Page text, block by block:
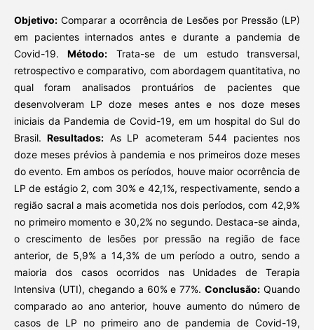
Objetivo:Comparar a ocorrência de Lesões por Pressão (LP)
em pacientes internados antes e durante a pandemia de
Covid-19.Método: Trata-se de um estudo transversal,
retrospectivo e comparativo, com abordagem quantitativa, no
qual foram analisados prontuários de pacientes que
desenvolveram LP doze meses antes e nos doze meses
iniciais da Pandemia de Covid-19, em um hospital do Sul do
Brasil.Resultados: As LP acometeram 544 pacientes nos
doze meses prévios à pandemia e nos primeiros doze meses
do evento. Em ambos os períodos, houve maior ocorrência de
LP de estágio 2, com 30% e 42,1%, respectivamente, sendo a
região sacral a mais acometida nos dois períodos, com 42,9%
no primeiro momento e 30,2% no segundo. Destaca-se ainda,
o crescimento de lesões por pressão na região de face
anterior, de 5,9% a 14,3% de um período a outro, sendo a
maioria dos casos ocorridos nas Unidades de Terapia
Intensiva (UTI), chegando a 60% e 77%.Conclusão: Quando
comparado ao ano anterior, houve aumento do número de
casos de LP no primeiro ano de pandemia de Covid-19,